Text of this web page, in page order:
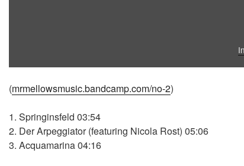
(mrmellowsmusic.bandcamp.com/no-2)
1. Springinsfeld 03:54
2. Der Arpeggiator (featuring Nicola Rost) 05:06
3. Acquamarina 04:16